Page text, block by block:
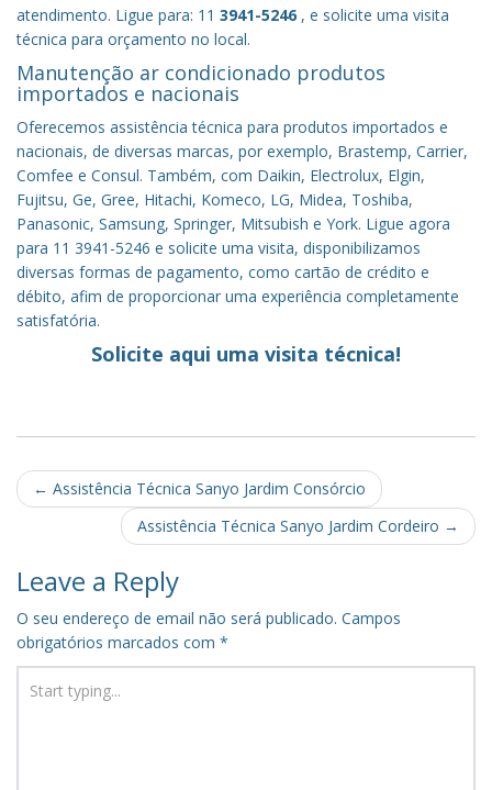
atendimento. Ligue para: 11 3941-5246 , e solicite uma visita
técnica para orçamento no local.
Manutenção ar condicionado produtos
importados e nacionais
Oferecemos assistência técnica para produtos importados e
nacionais, de diversas marcas, por exemplo, Brastemp, Carrier,
Comfee e Consul. Também, com Daikin, Electrolux, Elgin,
Fujitsu, Ge, Gree, Hitachi, Komeco, LG, Midea, Toshiba,
Panasonic, Samsung, Springer, Mitsubish e York. Ligue agora
para 11 3941-5246 e solicite uma visita, disponibilizamos
diversas formas de pagamento, como cartão de crédito e
débito, afim de proporcionar uma experiência completamente
satisfatória.
Solicite aqui uma visita técnica!
Post
navigation
← Assistência Técnica Sanyo Jardim Consórcio
Assistência Técnica Sanyo Jardim Cordeiro →
Leave a Reply
O seu endereço de email não será publicado. Campos
obrigatórios marcados com *